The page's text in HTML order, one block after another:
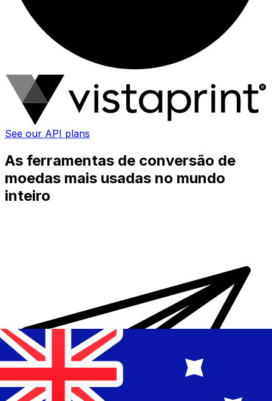
See our API plans
As ferramentas de conversão de
moedas mais usadas no mundo
inteiro